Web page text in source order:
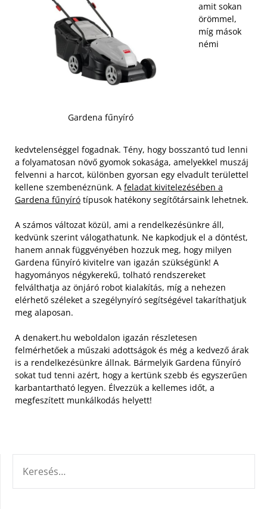
Gardena fűnyíró
amit sokan
örömmel,
míg mások
némi
kedvtelenséggel fogadnak. Tény, hogy bosszantó tud lenni
a folyamatosan növő gyomok sokasága, amelyekkel muszáj
felvenni a harcot, különben gyorsan egy elvadult területtel
kellene szembenéznünk. A feladat kivitelezésében a
Gardena fűnyíró típusok hatékony segítőtársaink lehetnek.
A számos változat közül, ami a rendelkezésünkre áll,
kedvünk szerint válogathatunk. Ne kapkodjuk el a döntést,
hanem annak függvényében hozzuk meg, hogy milyen
Gardena fűnyíró kivitelre van igazán szükségünk! A
hagyományos négykerekű, tolható rendszereket
felválthatja az önjáró robot kialakítás, míg a nehezen
elérhető széleket a szegélynyíró segítségével takaríthatjuk
meg alaposan.
A denakert.hu weboldalon igazán részletesen
felmérhetőek a műszaki adottságok és még a kedvező árak
is a rendelkezésünkre állnak. Bármelyik Gardena fűnyíró
sokat tud tenni azért, hogy a kertünk szebb és egyszerűen
karbantartható legyen. Élvezzük a kellemes időt, a
megfeszített munkálkodás helyett!